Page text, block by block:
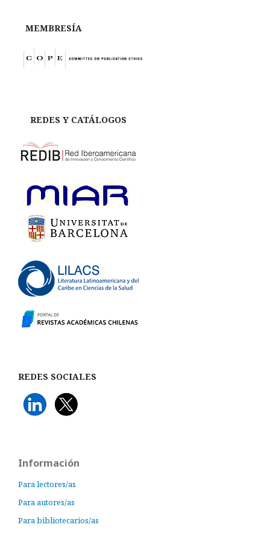
MEMBRESÍA
REDES Y CATÁLOGOS
REDES SOCIALES
Información
Para lectores/as
Para autores/as
Para bibliotecarios/as